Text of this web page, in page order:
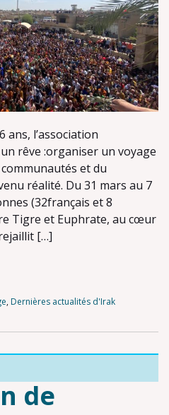
ans, l’association
rêve :organiser un voyage
et du
réalité. Du 31 mars au 7
(32français et 8
Tigre et Euphrate, au cœur
[…]
,Dernières actualités d'Irak
de